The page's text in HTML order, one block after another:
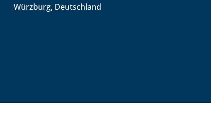
Würzburg, Deutschland